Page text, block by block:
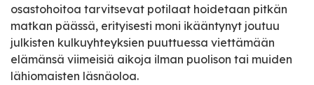
osastohoitoa tarvitsevat potilaat hoidetaan pitkän
matkan päässä, erityisesti moni ikääntynyt joutuu
julkisten kulkuyhteyksien puuttuessa viettämään
elämänsä viimeisiä aikoja ilman puolison tai muiden
lähiomaisten läsnäoloa.